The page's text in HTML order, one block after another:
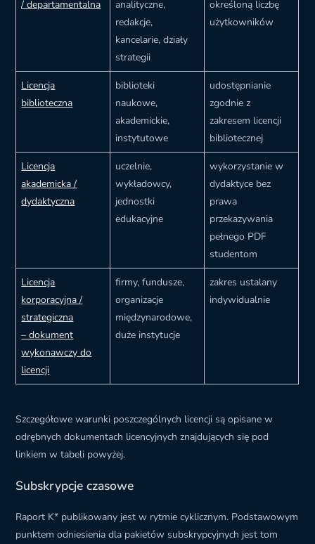
/ departamentalna
analityczne,
redakcje,
kancelarie, działy
strategii
określoną liczbę
użytkowników
Licencja
biblioteczna
biblioteki
naukowe,
akademickie,
instytutowe
udostępnianie
zgodnie z
zakresem licencji
bibliotecznej
Licencja
akademicka /
dydaktyczna
uczelnie,
wykładowcy,
jednostki
edukacyjne
wykorzystanie w
dydaktyce bez
prawa
przekazywania
pełnego PDF
studentom
Licencja
korporacyjna /
strategiczna
– dokument
wykonawczy do
licencji
firmy, fundusze,
organizacje
międzynarodowe,
duże instytucje
zakres ustalany
indywidualnie
Szczegółowe warunki poszczególnych licencji są opisane w
odrębnych dokumentach licencyjnych znajdujących się pod
linkiem w tabeli powyżej.
Subskrypcje czasowe
Raport K* publikowany jest w rytmie cyklicznym. Podstawowym
punktem odniesienia dla pakietów subskrypcyjnych jest tom